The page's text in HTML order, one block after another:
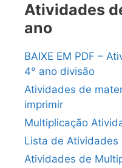
Atividades
ano
BAIXE EM PDF –
4° ano divisão
Atividades de
imprimir
Multiplicação
Lista de Atividades
Atividades de